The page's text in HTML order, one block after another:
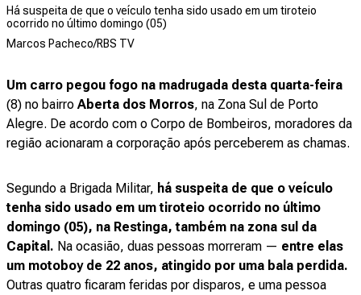
Há suspeita de que o veículo tenha sido usado em um tiroteio
ocorrido no último domingo (05)
Marcos Pacheco/RBS TV
Um carro pegou fogo na madrugada desta quarta-feira
(8) no bairro Aberta dos Morros, na Zona Sul de Porto
Alegre. De acordo com o Corpo de Bombeiros, moradores da
região acionaram a corporação após perceberem as chamas.
Segundo a Brigada Militar, há suspeita de que o veículo
tenha sido usado em um tiroteio ocorrido no último
domingo (05), na Restinga, também na zona sul da
Capital. Na ocasião, duas pessoas morreram — entre elas
um motoboy de 22 anos, atingido por uma bala perdida.
Outras quatro ficaram feridas por disparos, e uma pessoa